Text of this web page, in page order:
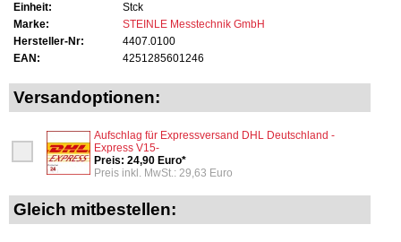
Einheit:
Stck
Marke:
STEINLE Messtechnik GmbH
Hersteller-Nr:
4407.0100
EAN:
4251285601246
Versandoptionen:
Aufschlag für Expressversand DHL Deutschland -
Express V15-
Preis: 24,90 Euro*
Preis inkl. MwSt.: 29,63 Euro
Gleich mitbestellen: